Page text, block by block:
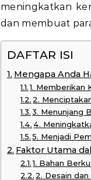
meningkatkan
dan membuat
DAFTAR ISI
Mengapa Anda
1. Memberikan
2.
3. Menunjang
4.
5. Menjadi
Faktor Utama
1. Bahan
2. Desain